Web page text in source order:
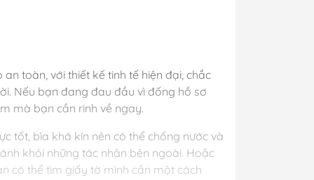
toàn, với thiết kế tinh tế hiện đại, chắc
Nếu bạn đang đau đầu vì đống hồ sơ
mà bạn cần rinh về ngay.
tốt, bìa khá kín nên có thể chống nước và
khỏi những tác nhân bên ngoài. Hoặc
có thể tìm giấy tờ mình cần một cách